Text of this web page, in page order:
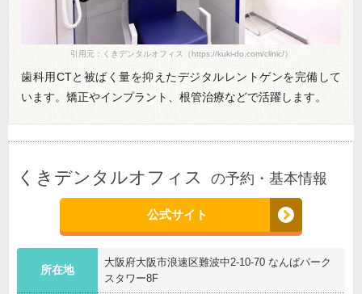
引用元：くきデンタルオフィス（https://kuki-do.com/clinic/）
歯科用CTと被ばく量を抑えたデジタルレントゲンを完備して
います。矯正やインプラント、根管治療などで活躍します。
くきデンタルオフィス の予約・基本情報
公式サイト
所在地
大阪府大阪市浪速区難波中2-10-70 なんばパーク
スタワー8F